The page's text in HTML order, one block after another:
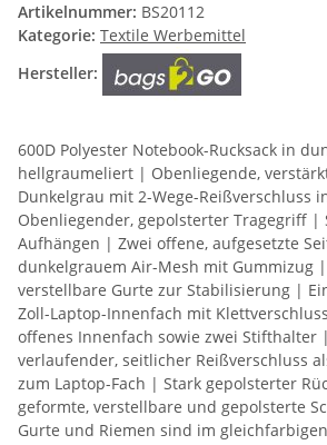
Artikelnummer: BS20112
Kategorie: Textile Werbemittel
Hersteller:
600D Polyester Notebook-Rucksack in
hellgraumeliert | Obenliegende,
Dunkelgrau mit 2-Wege-Reißverschluss
Obenliegender, gepolsterter Tragegriff |
Aufhängen | Zwei offene, aufgesetzte
dunkelgrauem Air-Mesh mit Gummizug
verstellbare Gurte zur Stabilisierung |
Zoll-Laptop-Innenfach mit
offenes Innenfach sowie zwei Stifthalter
verlaufender, seitlicher Reißverschluss
zum Laptop-Fach | Stark gepolsterter
geformte, verstellbare und gepolsterte
Gurte und Riemen sind im